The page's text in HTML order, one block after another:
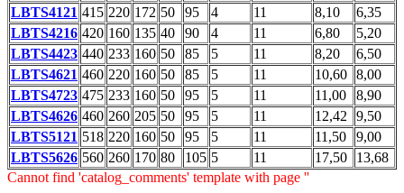
LBTS4121 415 220 172 50 95 4 11 8,10
6,35
LBTS4216 420 160 135 40 90 4 11 6,80
5,20
LBTS4423 440 233 160 50 85 5 11 8,20
6,50
LBTS4621 460 220 160 50 85 5 11 10,60 8,00
LBTS4723 475 233 160 50 95 5 11 11,00
8,90
LBTS4626 460 260 205 50 95 5 11 12,42
9,50
LBTS5121 518 220 160 50 95 5 11 11,50
9,00
LBTS5626 560 260 170 80 105 5 11 17,50
13,68
Cannot find 'catalog_comments' template with page ''